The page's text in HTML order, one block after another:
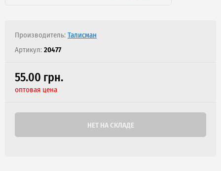
Производитель:Талисман
Артикул:20477
55.00 грн.
оптовая цена
НЕТ НА СКЛАДЕ